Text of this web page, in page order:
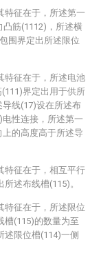
特征在于，所述第一
凸筋(1112)，所述横
围界定出所述限位
特征在于，所述电池
界定出用于供所
线(17)设在所述布
性连接，所述第一
的高度高于所述导
特征在于，相互平行
述布线槽(115)。
特征在于，所述限位
槽(115)的数量为至
述限位槽(114)一侧